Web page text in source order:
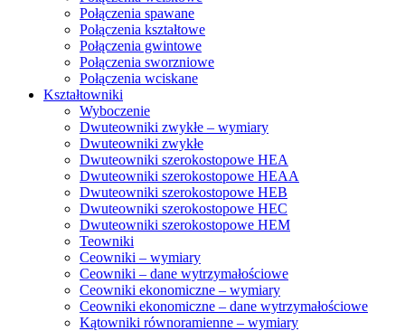
Połączenia spawane
Połączenia kształtowe
Połączenia gwintowe
Połączenia sworzniowe
Połączenia wciskane
Kształtowniki
Wyboczenie
Dwuteowniki zwykłe – wymiary
Dwuteowniki zwykłe
Dwuteowniki szerokostopowe HEA
Dwuteowniki szerokostopowe HEAA
Dwuteowniki szerokostopowe HEB
Dwuteowniki szerokostopowe HEC
Dwuteowniki szerokostopowe HEM
Teowniki
Ceowniki – wymiary
Ceowniki – dane wytrzymałościowe
Ceowniki ekonomiczne – wymiary
Ceowniki ekonomiczne – dane wytrzymałościowe
Kątowniki równoramienne – wymiary